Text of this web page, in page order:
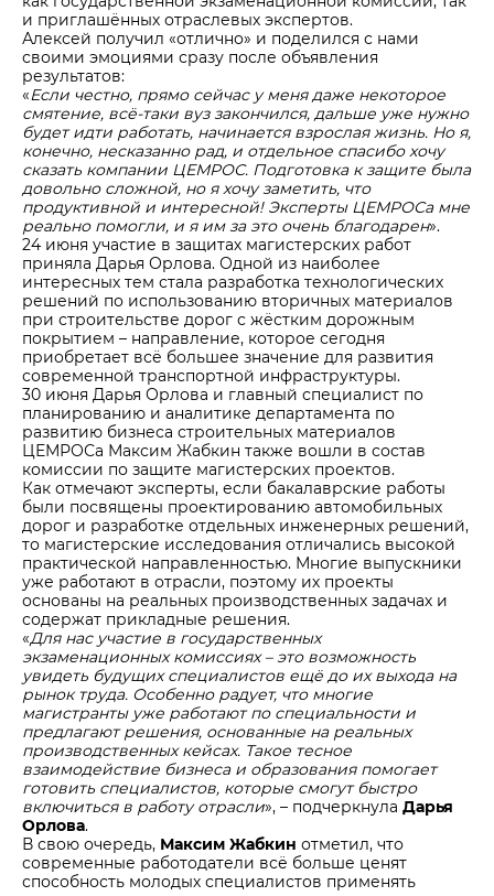
и приглашённых отраслевых экспертов.
Алексей получил «отлично» и поделился с нами
своими эмоциями сразу после объявления
результатов:
«Если честно, прямо сейчас у меня даже некоторое
смятение, всё-таки вуз закончился, дальше уже нужно
будет идти работать, начинается взрослая жизнь. Но я,
конечно, несказанно рад, и отдельное спасибо хочу
сказать компании ЦЕМРОС. Подготовка к защите была
довольно сложной, но я хочу заметить, что
продуктивной и интересной! Эксперты ЦЕМРОСа мне
реально помогли, и я им за это очень благодарен».
24 июня участие в защитах магистерских работ
приняла Дарья Орлова. Одной из наиболее
интересных тем стала разработка технологических
решений по использованию вторичных материалов
при строительстве дорог с жёстким дорожным
покрытием – направление, которое сегодня
приобретает всё большее значение для развития
современной транспортной инфраструктуры.
30 июня Дарья Орлова и главный специалист по
планированию и аналитике департамента по
развитию бизнеса строительных материалов
ЦЕМРОСа Максим Жабкин также вошли в состав
комиссии по защите магистерских проектов.
Как отмечают эксперты, если бакалаврские работы
были посвящены проектированию автомобильных
дорог и разработке отдельных инженерных решений,
то магистерские исследования отличались высокой
практической направленностью. Многие выпускники
уже работают в отрасли, поэтому их проекты
основаны на реальных производственных задачах и
содержат прикладные решения.
«Для нас участие в государственных
экзаменационных комиссиях – это возможность
увидеть будущих специалистов ещё до их выхода на
рынок труда. Особенно радует, что многие
магистранты уже работают по специальности и
предлагают решения, основанные на реальных
производственных кейсах. Такое тесное
взаимодействие бизнеса и образования помогает
готовить специалистов, которые смогут быстро
включиться в работу отрасли», – подчеркнула Дарья
Орлова.
В свою очередь, Максим Жабкин отметил, что
современные работодатели всё больше ценят
способность молодых специалистов применять